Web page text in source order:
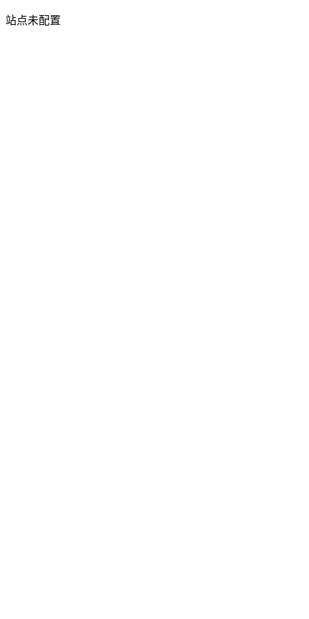
站点未配置